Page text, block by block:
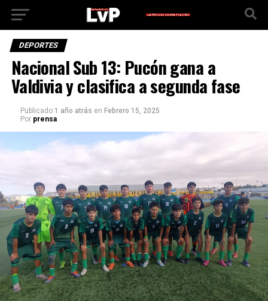
DEPORTES
Nacional Sub 13: Pucón gana a
Valdivia y clasifica a segunda fase
Publicado 1 año atrás en Febrero 15, 2025
Por prensa